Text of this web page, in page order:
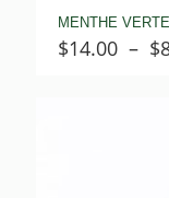
MENTHE
$14.00 – $